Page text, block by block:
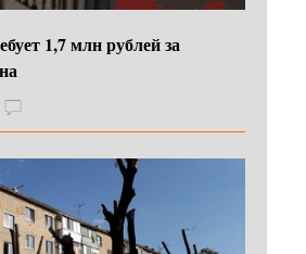
1,7 млн рублей за